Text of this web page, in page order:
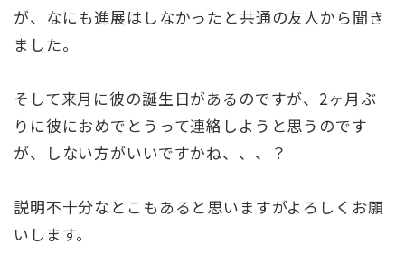
が、なにも進展はしなかったと共通の友人から聞き
ました。
そして来月に彼の誕生日があるのですが、2ヶ月ぶ
りに彼におめでとうって連絡しようと思うのです
が、しない方がいいですかね、、、？
説明不十分なとこもあると思いますがよろしくお願
いします。